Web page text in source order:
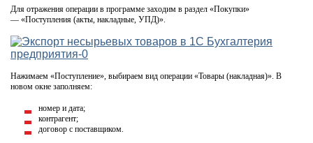
Для отражения операции в программе заходим в раздел «Покупки»
— «Поступления (акты, накладные, УПД)».
Нажимаем «Поступление», выбираем вид операции «Товары (накладная)». В
новом окне заполняем:
номер и дата;
контрагент;
договор с поставщиком.